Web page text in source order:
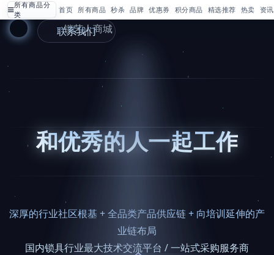
所有商品分
类
首页 所有商品 秒杀 品牌 优惠券 积分商品 精选推荐 热卖 资讯
锁艺人商城
联系我们
和优秀的人一起工作
和优秀的人一起工作
深厚的行业社区根基 + 全品类产品供应链 + 向培训延伸的产
业链布局
国内锁具行业最大技术交流平台 / 一站式采购服务商